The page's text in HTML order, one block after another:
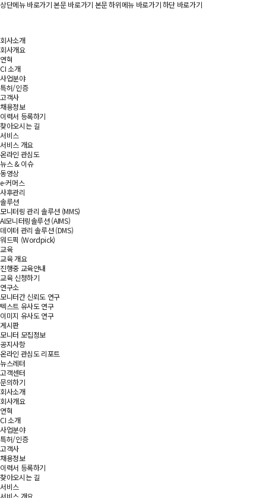
상단메뉴 바로가기 본문 바로가기 본문 하위메뉴 바로가기하단 바로가기
회사소개
회사개요
연혁
CI 소개
사업분야
특허/인증
고객사
채용정보
이력서 등록하기
찾아오시는 길
서비스
서비스 개요
온라인 관심도
뉴스 & 이슈
동영상
e-커머스
사후관리
솔루션
모니터링 관리 솔루션 (MMS)
AI모니터링솔루션 (AIMS)
데이터 관리 솔루션 (DMS)
워드픽 (Wordpick)
교육
교육 개요
진행중 교육안내
교육 신청하기
연구소
모니터간 신뢰도 연구
텍스트 유사도 연구
이미지 유사도 연구
게시판
모니터 모집정보
공지사항
온라인 관심도 리포트
뉴스레터
고객센터
문의하기
회사소개
회사개요
연혁
CI 소개
사업분야
특허/인증
고객사
채용정보
이력서 등록하기
찾아오시는 길
서비스
서비스 개요